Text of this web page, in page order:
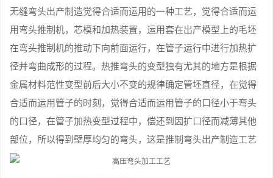
无缝弯头出产制造觉得合适而运用的一种工艺，觉得合适而运
用弯头推制机，芯模和加热装置，运用套在出产模型上的毛坯
在弯头推制机的推动下向前面运行，在管子运行中进行加热扩
径并弯曲成形的过程。热推弯头的变型独有尤其的地方是根据
金属材料范性变型前后大小不变的规律确定管坯直径，在觉得
合适而运用管子的时刻，觉得合适而运用管子的口径小于弯头
的口径，在管子加热变型过程中，偿还到因扩口径而减薄其他
部位，所以得到壁厚均匀的弯头，这是推制弯头出产制造工艺